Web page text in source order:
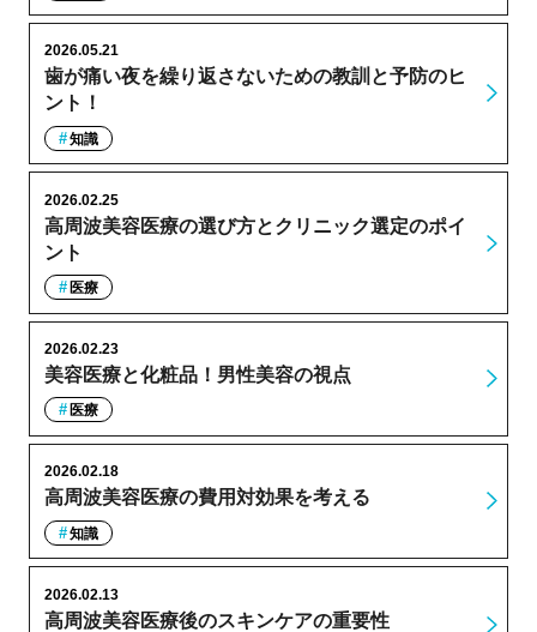
歯が痛い夜を繰り返さないための教訓と予防のヒ
ント！
2026.05.21
知識
高周波美容医療の選び方とクリニック選定のポイ
ント
2026.02.25
医療
美容医療と化粧品！男性美容の視点
2026.02.23
医療
高周波美容医療の費用対効果を考える
2026.02.18
知識
高周波美容医療後のスキンケアの重要性
2026.02.13